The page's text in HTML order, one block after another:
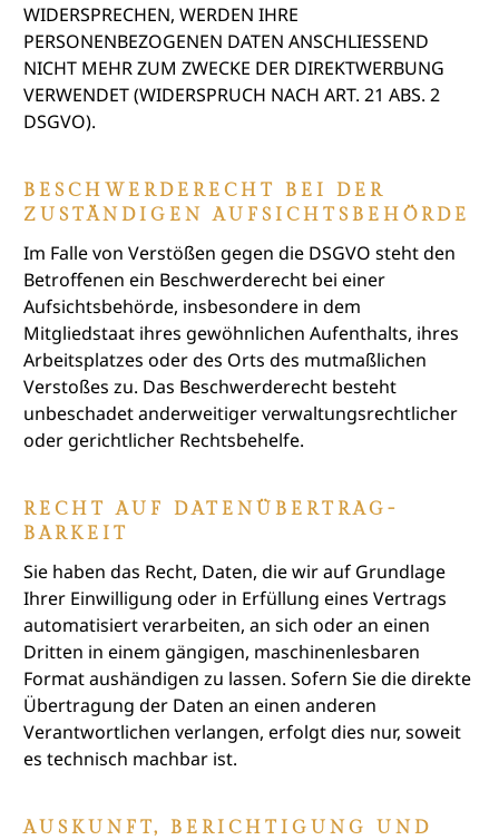
WIDERSPRECHEN, WERDEN IHRE
PERSONENBEZOGENEN DATEN ANSCHLIESSEND
NICHT MEHR ZUM ZWECKE DER DIREKTWERBUNG
VERWENDET (WIDERSPRUCH NACH ART. 21 ABS. 2
DSGVO).
BESCHWERDE­RECHT BEI DER
ZUSTÄNDIGEN AUFSICHTS­BEHÖRDE
Im Falle von Verstößen gegen die DSGVO steht den
Betroffenen ein Beschwerderecht bei einer
Aufsichtsbehörde, insbesondere in dem
Mitgliedstaat ihres gewöhnlichen Aufenthalts, ihres
Arbeitsplatzes oder des Orts des mutmaßlichen
Verstoßes zu. Das Beschwerderecht besteht
unbeschadet anderweitiger verwaltungsrechtlicher
oder gerichtlicher Rechtsbehelfe.
RECHT AUF DATEN­ÜBERTRAG­
BARKEIT
Sie haben das Recht, Daten, die wir auf Grundlage
Ihrer Einwilligung oder in Erfüllung eines Vertrags
automatisiert verarbeiten, an sich oder an einen
Dritten in einem gängigen, maschinenlesbaren
Format aushändigen zu lassen. Sofern Sie die direkte
Übertragung der Daten an einen anderen
Verantwortlichen verlangen, erfolgt dies nur, soweit
es technisch machbar ist.
AUSKUNFT, BERICHTIGUNG UND